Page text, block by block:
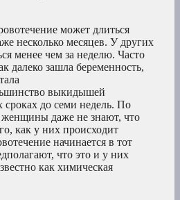
может длиться
несколько месяцев. У других
менее чем за неделю. Часто
далеко зашла беременность,
выкидышей
сроках до семи недель. По
даже не знают, что
как у них происходит
начинается в тот
что это и у них
как химическая